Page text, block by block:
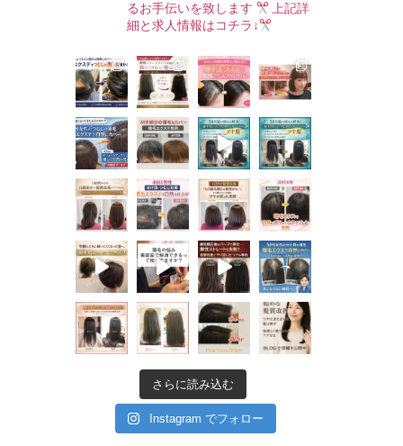
るお手伝いを致します
上記詳
細と求人情報はコチラ↓
さらに読み込む
Instagram でフォロー